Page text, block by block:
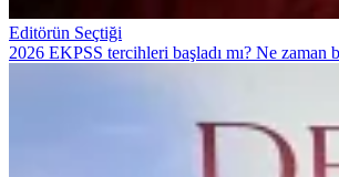
Editörün Seçtiği
2026 EKPSS tercihleri başladı mı? Ne zaman